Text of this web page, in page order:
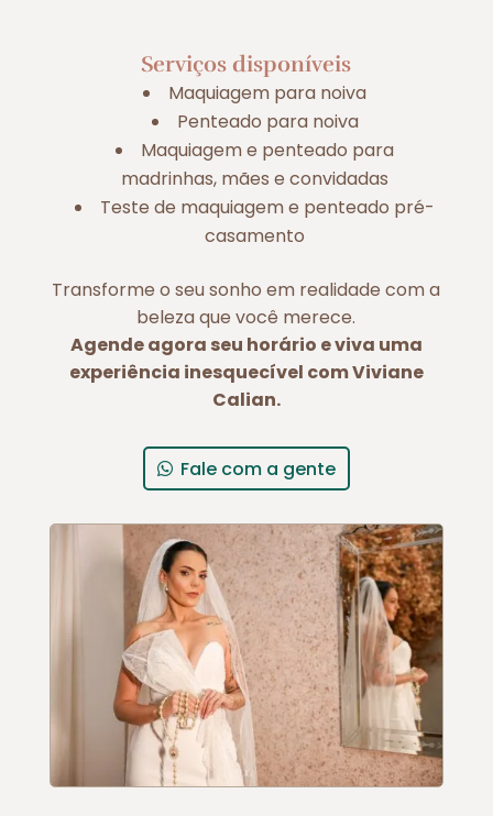
Serviços disponíveis
Maquiagem para noiva
Penteado para noiva
Maquiagem e penteado para
madrinhas, mães e convidadas
Teste de maquiagem e penteado pré-
casamento
Transforme o seu sonho em realidade com a
beleza que você merece.
Agende agora seu horário e viva uma
experiência inesquecível com Viviane
Calian.
Fale com a gente